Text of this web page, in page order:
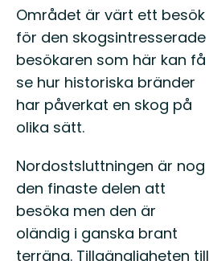
Beskrivning
Området är värt ett besök
för den skogsintresserade
besökaren som här kan få
se hur historiska bränder
har påverkat en skog på
olika sätt.
Nordostsluttningen är nog
den finaste delen att
besöka men den är
oländig i ganska brant
terräng. Tillgängligheten till